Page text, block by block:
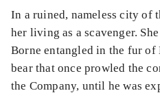
In a ruined, nameless city of
her living as a scavenger.
Borne entangled in the fur
bear that once prowled the
the Company, until he was